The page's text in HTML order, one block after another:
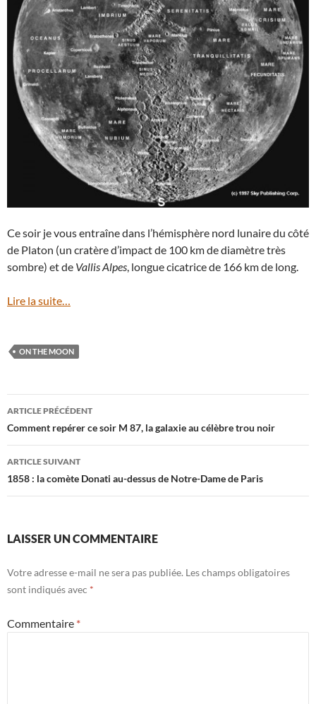
Ce soir je vous entraîne dans l’hémisphère nord lunaire du côté
de Platon (un cratère d’impact de 100 km de diamètre très
sombre) et de Vallis Alpes , longue cicatrice de 166 km de long.
Lire la suite…
ON THE MOON
Navigation
des
articles
ARTICLE PRÉCÉDENT
Comment repérer ce soir M 87, la galaxie au célèbre trou noir
ARTICLE SUIVANT
1858 : la comète Donati au-dessus de Notre-Dame de Paris
LAISSER UN COMMENTAIRE
Votre adresse e-mail ne sera pas publiée. Les champs obligatoires
sont indiqués avec *
Commentaire *